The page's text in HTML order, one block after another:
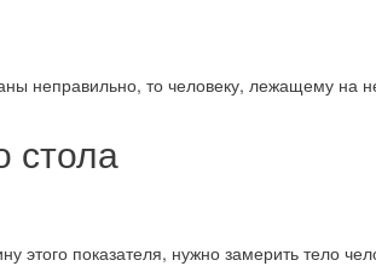
неправильно, то человеку, лежащему на
стола
этого показателя, нужно замерить тело